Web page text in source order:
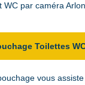
WC par caméra
Toilettes
vous